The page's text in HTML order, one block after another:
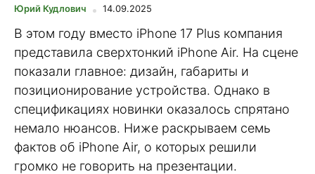
Юрий Кудлович 14.09.2025
В этом году вместо iPhone 17 Plus компания
представила сверхтонкий iPhone Air. На сцене
показали главное: дизайн, габариты и
позиционирование устройства. Однако в
спецификациях новинки оказалось спрятано
немало нюансов. Ниже раскрываем семь
фактов об iPhone Air, о которых решили
громко не говорить на презентации.